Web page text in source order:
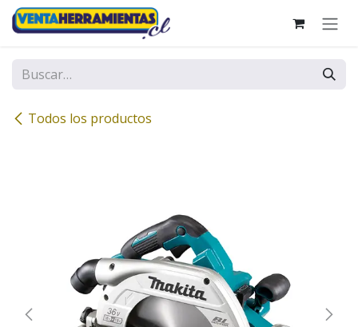
Ir al contenido
Todos los productos